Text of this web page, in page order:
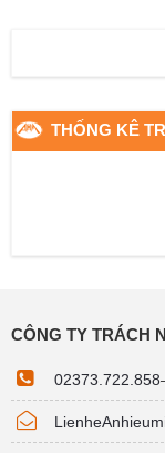
THỐNG KÊ
CÔNG TY TRÁCH
02373.722.858